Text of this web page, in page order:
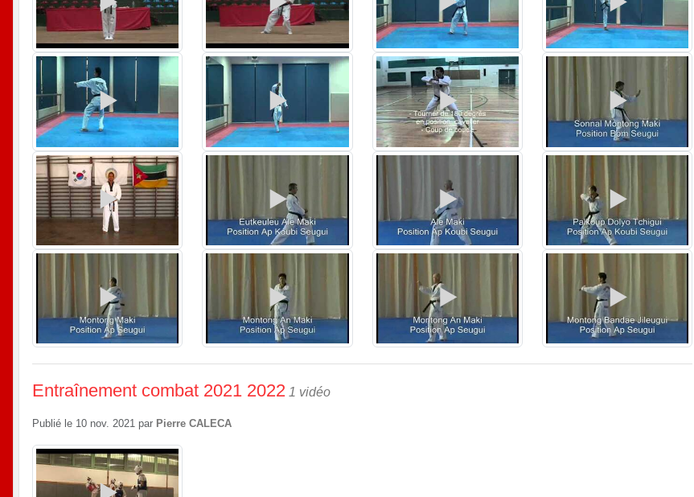
Entraînement combat 2021 2022 1 vidéo
Publié le 10 nov. 2021 par Pierre CALECA